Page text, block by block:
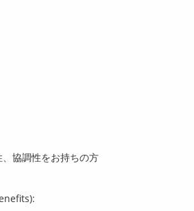
、協調性をお持ちの方